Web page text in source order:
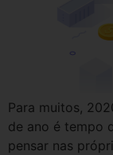
Para muitos,
de ano é tempo
pensar nas